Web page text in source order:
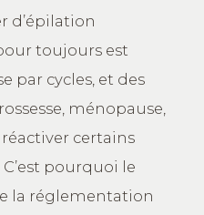
d’épilation
toujours est
par cycles, et des
ménopause,
certains
pourquoi le
la réglementation